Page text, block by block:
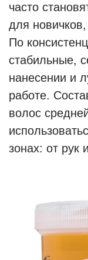
часто
для
По
стабильные,
нанесении и
работе.
волос
зонах: от рук